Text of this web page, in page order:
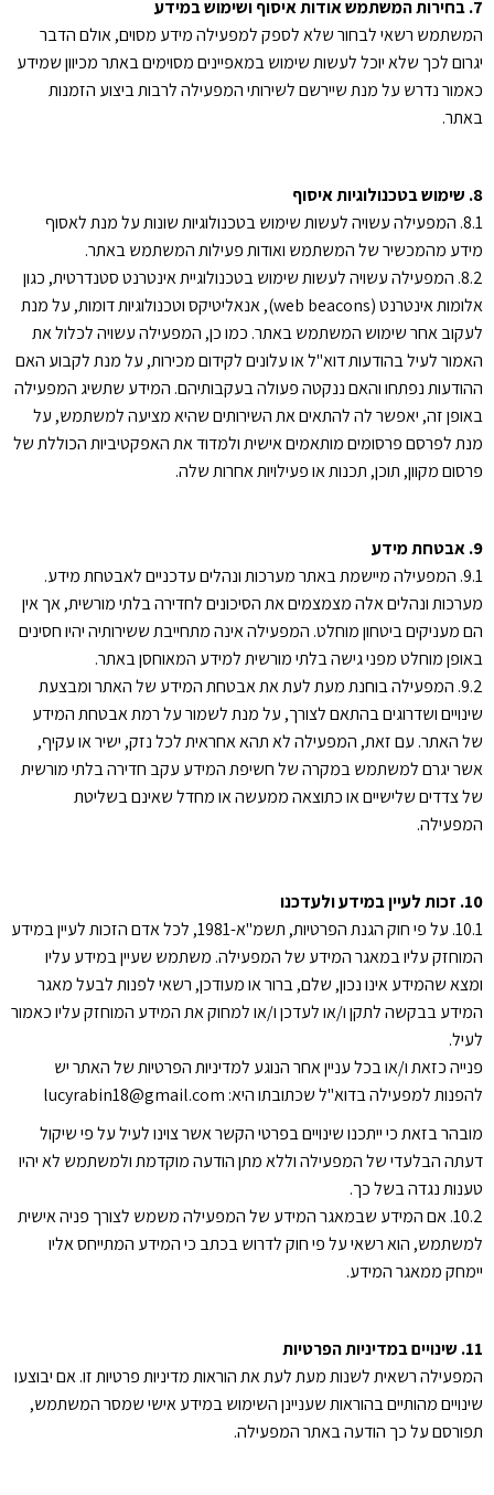
7. בחירות המשתמש אודות איסוף ושימוש במידע
המשתמש רשאי לבחור שלא לספק למפעילה מידע מסוים, אולם הדבר
יגרום לכך שלא יוכל לעשות שימוש במאפיינים מסוימים באתר מכיוון שמידע
כאמור נדרש על מנת שיירשם לשירותי המפעילה לרבות ביצוע הזמנות
באתר.
8. שימוש בטכנולוגיות איסוף
8.1. המפעילה עשויה לעשות שימוש בטכנולוגיות שונות על מנת לאסוף
מידע מהמכשיר של המשתמש ואודות פעילות המשתמש באתר.
8.2. המפעילה עשויה לעשות שימוש בטכנולוגיית אינטרנט סטנדרטית, כגון
אלומות אינטרנט (web beacons), אנאליטיקס וטכנולוגיות דומות, על מנת
לעקוב אחר שימוש המשתמש באתר. כמו כן, המפעילה עשויה לכלול את
האמור לעיל בהודעות דוא"ל או עלונים לקידום מכירות, על מנת לקבוע האם
ההודעות נפתחו והאם ננקטה פעולה בעקבותיהם. המידע שתשיג המפעילה
באופן זה, יאפשר לה להתאים את השירותים שהיא מציעה למשתמש, על
מנת לפרסם פרסומים מותאמים אישית ולמדוד את האפקטיביות הכוללת של
פרסום מקוון, תוכן, תכנות או פעילויות אחרות שלה.
9. אבטחת מידע
9.1. המפעילה מיישמת באתר מערכות ונהלים עדכניים לאבטחת מידע.
מערכות ונהלים אלה מצמצמים את הסיכונים לחדירה בלתי מורשית, אך אין
הם מעניקים ביטחון מוחלט. המפעילה אינה מתחייבת ששירותיה יהיו חסינים
באופן מוחלט מפני גישה בלתי מורשית למידע המאוחסן באתר.
9.2. המפעילה בוחנת מעת לעת את אבטחת המידע של האתר ומבצעת
שינויים ושדרוגים בהתאם לצורך, על מנת לשמור על רמת אבטחת המידע
של האתר. עם זאת, המפעילה לא תהא אחראית לכל נזק, ישיר או עקיף,
אשר יגרם למשתמש במקרה של חשיפת המידע עקב חדירה בלתי מורשית
של צדדים שלישיים או כתוצאה ממעשה או מחדל שאינם בשליטת
המפעילה.
10. זכות לעיין במידע ולעדכנו
10.1. על פי חוק הגנת הפרטיות, תשמ"א-1981, לכל אדם הזכות לעיין במידע
המוחזק עליו במאגר המידע של המפעילה. משתמש שעיין במידע עליו
ומצא שהמידע אינו נכון, שלם, ברור או מעודכן, רשאי לפנות לבעל מאגר
המידע בבקשה לתקן ו/או לעדכן ו/או למחוק את המידע המוחזק עליו כאמור
לעיל.
פנייה כזאת ו/או בכל עניין אחר הנוגע למדיניות הפרטיות של האתר יש
להפנות למפעילה בדוא"ל שכתובתו היא: lucyrabin18@gmail.com
מובהר בזאת כי ייתכנו שינויים בפרטי הקשר אשר צוינו לעיל על פי שיקול
דעתה הבלעדי של המפעילה וללא מתן הודעה מוקדמת ולמשתמש לא יהיו
טענות נגדה בשל כך.
10.2. אם המידע שבמאגר המידע של המפעילה משמש לצורך פניה אישית
למשתמש, הוא רשאי על פי חוק לדרוש בכתב כי המידע המתייחס אליו
יימחק ממאגר המידע.
11. שינויים במדיניות הפרטיות
המפעילה רשאית לשנות מעת לעת את הוראות מדיניות פרטיות זו. אם יבוצעו
שינויים מהותיים בהוראות שעניינן השימוש במידע אישי שמסר המשתמש,
תפורסם על כך הודעה באתר המפעילה.